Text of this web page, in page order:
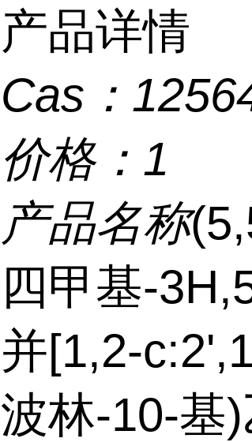
产品详情
Cas：
价格： 1
产品名称
四甲基-
并[1,2-
波林-10-基